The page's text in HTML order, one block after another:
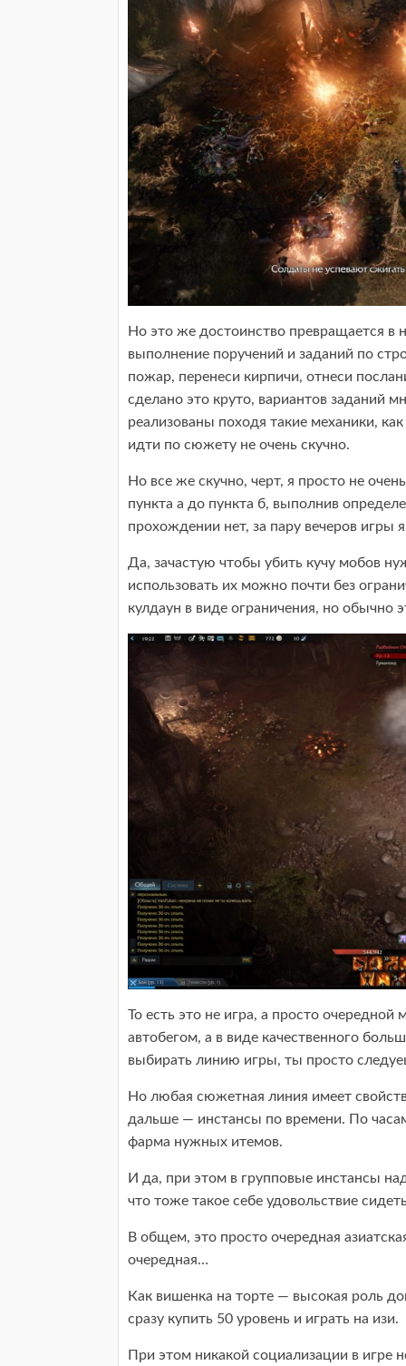
Но это же достоинство превращается в
выполнение поручений и заданий по
пожар, перенеси кирпичи, отнеси
сделано это круто, вариантов заданий
реализованы походя такие механики,
идти по сюжету не очень скучно.
Но все же скучно, черт, я просто не
пункта а до пункта б, выполнив
прохождении нет, за пару вечеров игры
Да, зачастую чтобы убить кучу мобов
использовать их можно почти без
кулдаун в виде ограничения, но обычно
То есть это не игра, а просто очередной
автобегом, а в виде качественного
выбирать линию игры, ты просто
Но любая сюжетная линия имеет
дальше — инстансы по времени. По
фарма нужных итемов.
И да, при этом в групповые инстансы
что тоже такое себе удовольствие
В общем, это просто очередная
очередная…
Как вишенка на торте — высокая роль
сразу купить 50 уровень и играть на изи.
При этом никакой социализации в игре